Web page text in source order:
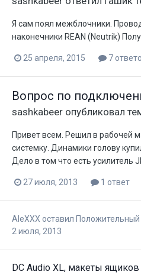
Я сам поял межблочники.
наконечники REAN (Neutrik)
25 апреля, 2015 7
Вопрос по
sashkabeer опубликовал
Привет всем. Решил в рабочей
системку. Динамики голову
Дело в том что есть усилитель
27 июля, 2013 1 ответ
AleXXX оставил
2 июля, 2013
DC Audio XL, макеты